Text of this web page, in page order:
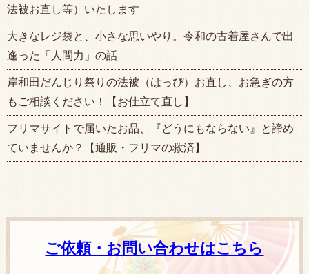
法被お直し等）いたします
大きなレジ袋と、小さな思いやり。令和の古着屋さんで出
逢った「人間力」の話
岸和田だんじり祭りの法被（はっぴ）お直し、お急ぎの方
もご相談ください！【お仕立て直し】
フリマサイトで届いたお品、『どうにもならない』と諦め
ていませんか？【通販・フリマの救済】
ご依頼・お問い合わせはこちら